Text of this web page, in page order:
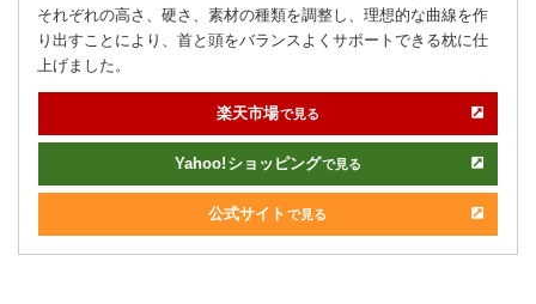
それぞれの高さ、硬さ、素材の種類を調整し、理想的な曲線を作
り出すことにより、首と頭をバランスよくサポートできる枕に仕
上げました。
楽天市場で見る
Yahoo! ショッピングで見る
公式サイト で見る